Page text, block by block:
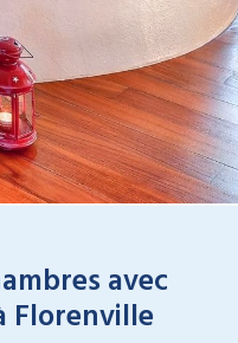
avec
Florenville